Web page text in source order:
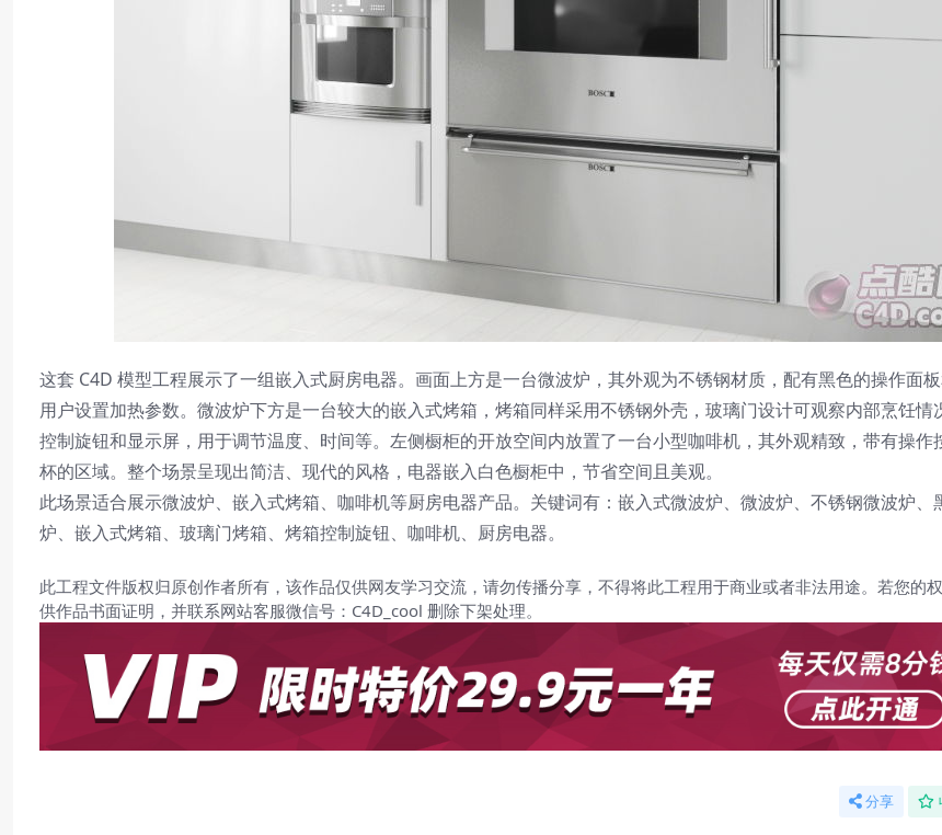
这套 C4D 模型工程展示了一组嵌入式厨房电器。画面上方是一台微波炉，其外观为不锈钢材质，配有黑色的操作面
用户设置加热参数。微波炉下方是一台较大的嵌入式烤箱，烤箱同样采用不锈钢外壳，玻璃门设计可观察内部烹饪情
控制旋钮和显示屏，用于调节温度、时间等。左侧橱柜的开放空间内放置了一台小型咖啡机，其外观精致，带有操作
杯的区域。整个场景呈现出简洁、现代的风格，电器嵌入白色橱柜中，节省空间且美观。
此场景适合展示微波炉、嵌入式烤箱、咖啡机等厨房电器产品。关键词有：嵌入式微波炉、微波炉、不锈钢微波炉、
炉、嵌入式烤箱、玻璃门烤箱、烤箱控制旋钮、咖啡机、厨房电器。
此工程文件版权归原创作者所有，该作品仅供网友学习交流，请勿传播分享，不得将此工程用于商业或者非法用途。若您的
供作品书面证明，并联系网站客服微信号：C4D_cool 删除下架处理。
分享